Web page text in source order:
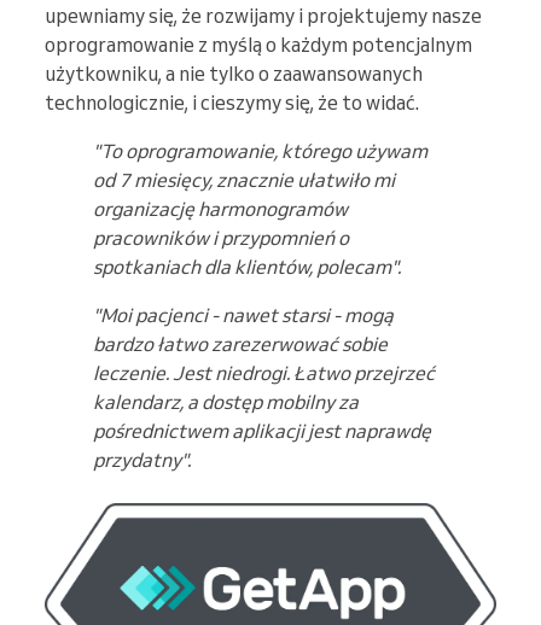
upewniamy się, że rozwijamy i projektujemy nasze
oprogramowanie z myślą o każdym potencjalnym
użytkowniku, a nie tylko o zaawansowanych
technologicznie, i cieszymy się, że to widać.
"To oprogramowanie, którego używam
od 7 miesięcy, znacznie ułatwiło mi
organizację harmonogramów
pracowników i przypomnień o
spotkaniach dla klientów, polecam".
"Moi pacjenci - nawet starsi - mogą
bardzo łatwo zarezerwować sobie
leczenie. Jest niedrogi. Łatwo przejrzeć
kalendarz, a dostęp mobilny za
pośrednictwem aplikacji jest naprawdę
przydatny".